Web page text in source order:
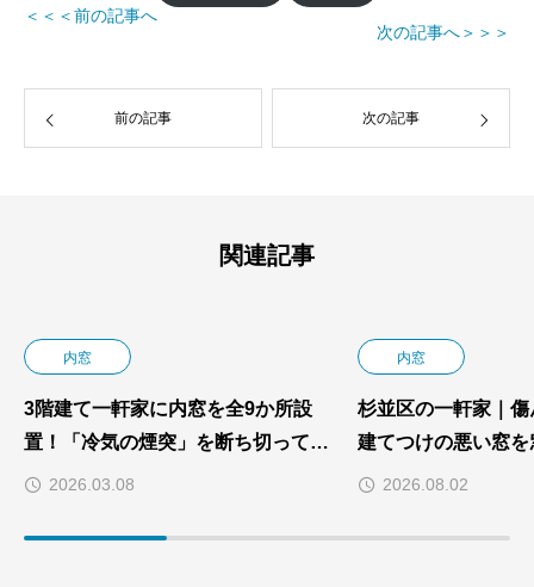
＜＜＜前の記事へ
次の記事へ＞＞＞
前の記事 次の記事
関連記事
内窓
3階建て一軒家に内窓を全9か所設
置！「冷気の煙突」を断ち切って光
熱費を削減した施工事例
2026.03.08
内窓
杉並区の一軒家｜
建てつけの悪い窓
で解消した施工事例
2026.08.02